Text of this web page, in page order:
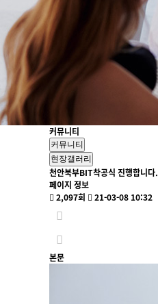
커뮤니티
커뮤니티
현장갤러리
천안북부BIT착공식 진행합니다.
페이지 정보
2,097회
21-03-08 10:32
본문